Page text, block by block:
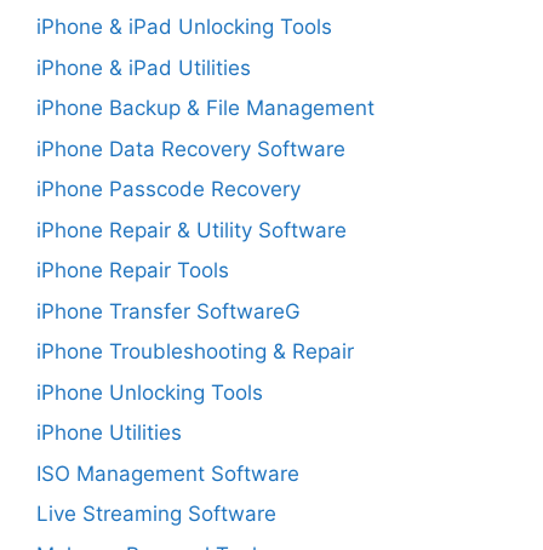
iPhone & iPad Unlocking Tools
iPhone & iPad Utilities
iPhone Backup & File Management
iPhone Data Recovery Software
iPhone Passcode Recovery
iPhone Repair & Utility Software
iPhone Repair Tools
iPhone Transfer SoftwareG
iPhone Troubleshooting & Repair
iPhone Unlocking Tools
iPhone Utilities
ISO Management Software
Live Streaming Software